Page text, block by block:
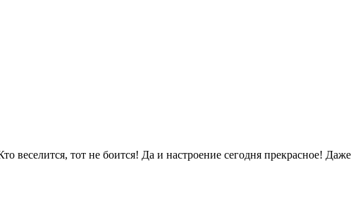
тот не боится! Да и настроение сегодня прекрасное! Даже